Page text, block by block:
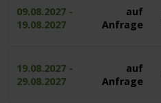
09.08.2027 -
19.08.2027
auf
Anfrage
19.08.2027 -
29.08.2027
auf
Anfrage